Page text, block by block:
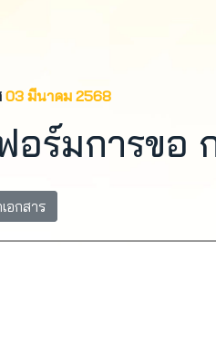
03 มีนาคม 2568
อร์มการขอ
อกสาร